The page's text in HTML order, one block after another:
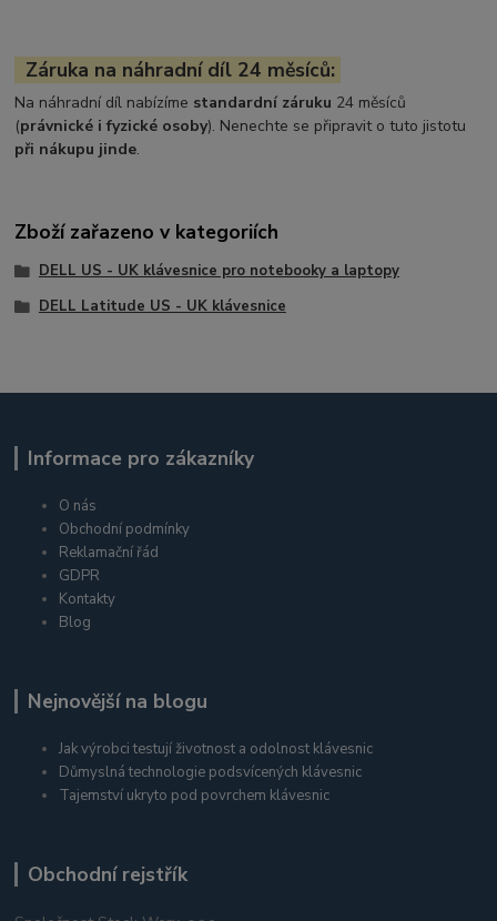
Záruka na náhradní díl 24 měsíců:
Na náhradní díl nabízíme standardní záruku 24 měsíců
(právnické i fyzické osoby). Nenechte se připravit o tuto jistotu
při nákupu jinde.
Zboží zařazeno v kategoriích
DELL US - UK klávesnice pro notebooky a laptopy
DELL Latitude US - UK klávesnice
Informace pro zákazníky
O nás
Obchodní podmínky
Reklamační řád
GDPR
Kontakty
Blog
Nejnovější na blogu
Jak výrobci testují životnost a odolnost klávesnic
Důmyslná technologie podsvícených klávesnic
Tajemství ukryto pod povrchem klávesnic
Obchodní rejstřík